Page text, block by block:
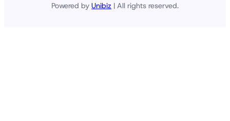
Powered by Unibiz | All rights reserved.